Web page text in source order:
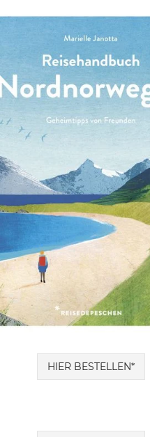
HIER BESTELLEN*